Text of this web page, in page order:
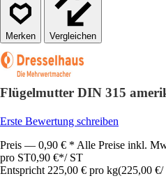
Vergleichen
Flügelmutter DIN 315
Erste Bewertung schreiben
Preis — 0,90 € * Alle Preise inkl.
pro ST0,90 €*/ ST
Entspricht 225,00 € pro kg(225,00 €/